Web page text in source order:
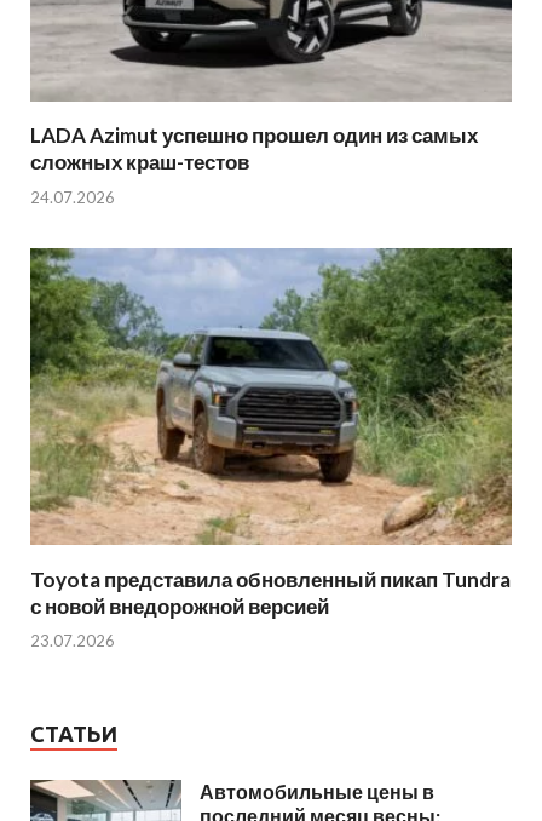
LADA Azimut успешно прошел один из самых
сложных краш-тестов
24.07.2026
Toyota представила обновленный пикап Tundra
с новой внедорожной версией
23.07.2026
СТАТЬИ
Автомобильные цены в
последний месяц весны: